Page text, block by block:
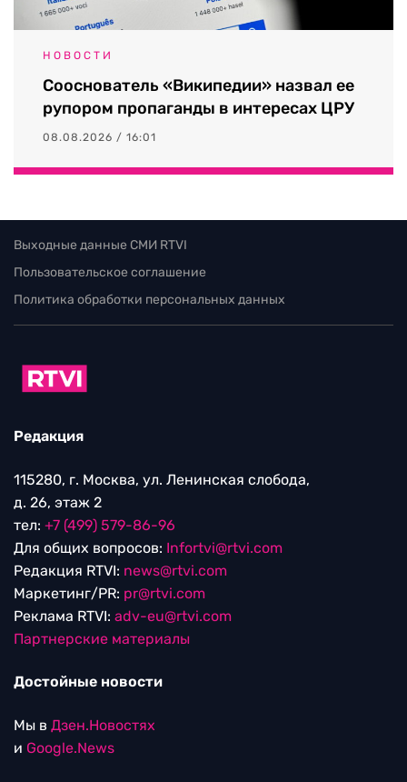
НОВОСТИ
Сооснователь «Википедии» назвал ее
рупором пропаганды в интересах ЦРУ
08.08.2026 / 16:01
Выходные данные СМИ RTVI
Пользовательское соглашение
Политика обработки персональных данных
Редакция
115280, г. Москва, ул. Ленинская слобода,
д. 26, этаж 2
тел: +7 (499) 579-86-96
Для общих вопросов: Infortvi@rtvi.com
Редакция RTVI: news@rtvi.com
Маркетинг/PR: pr@rtvi.com
Реклама RTVI: adv-eu@rtvi.com
Партнерские материалы
Достойные новости
Мы в Дзен.Новостях
и Google.News